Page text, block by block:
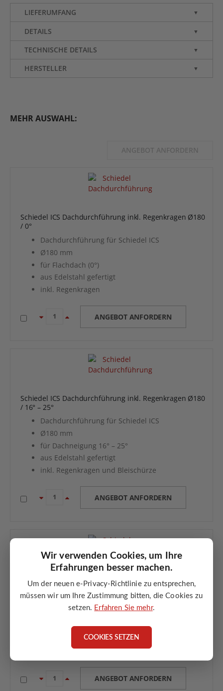
Wir verwenden Cookies, um Ihre
Erfahrungen besser machen.
Um der neuen e-Privacy-Richtlinie zu entsprechen,
müssen wir um Ihre Zustimmung bitten, die Cookies zu
setzen. Erfahren Sie mehr.
COOKIES SETZEN
LIEFERUMFANG ▼
DETAILS ▼
TECHNISCHE DETAILS ▼
HERSTELLER ▼
MEHR AUSWAHL:
ANGEBOT ANFORDERN
Schiedel ICS Dachdurchführung inkl. Regenkragen Ø180
/ 0°
Dachdurchführung für Schiedel ICS
Ø180 mm
für Flachdach (0°)
aus Edelstahl gefertigt
inkl. Regenkragen
ANGEBOT ANFORDERN
Schiedel ICS Dachdurchführung inkl. Regenkragen Ø180
/ 16° – 25°
Dachdurchführung für Schiedel ICS
Ø180 mm
für Dachneigung 16° – 25°
aus Edelstahl gefertigt
inkl. Regenkragen und Bleischürze
ANGEBOT ANFORDERN
Schiedel ICS Dachdurchführung inkl. Regenkragen Ø180
/ 26° – 35°
Dachdurchführung für Schiedel ICS
für Dachneigung 26° – 35°
aus Edelstahl gefertigt
inkl. Regenkragen und Bleischürze
ANGEBOT ANFORDERN